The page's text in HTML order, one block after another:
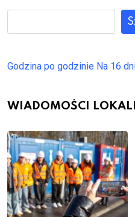
Godzina po godzinie Na 16
WIADOMOŚCI